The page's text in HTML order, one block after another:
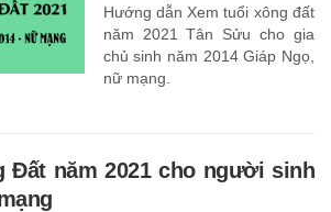
Hướng dẫn Xem tuổi xông đất
năm 2021 Tân Sửu cho gia
chủ sinh năm 2014 Giáp Ngọ,
nữ mạng.
Đất năm 2021 cho người sinh